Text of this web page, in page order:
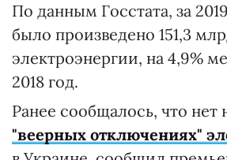
По данным Госстата, за
было произведено 151,3
электроэнергии, на 4,9%
2018 год.
Ранее сообщалось, что нет
"веерных отключениях"